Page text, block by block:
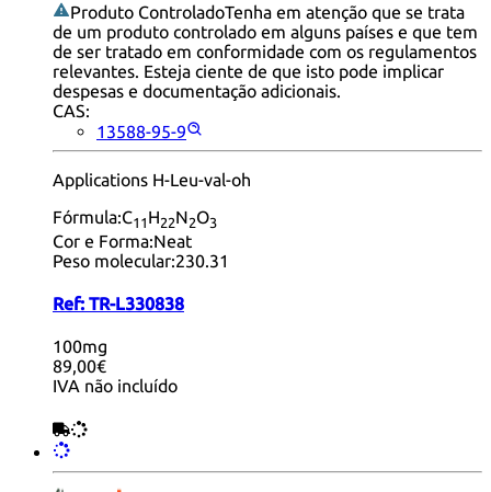
Produto ControladoTenha em atenção que se trata
de um produto controlado em alguns países e que tem
de ser tratado em conformidade com os regulamentos
relevantes. Esteja ciente de que isto pode implicar
despesas e documentação adicionais.
CAS:
13588-95-9
Applications H-Leu-val-oh
Fórmula:C11 H22N2O3
Cor e Forma:Neat
Peso molecular:230.31
Ref: TR-L330838
100mg
89,00€
IVA não incluído